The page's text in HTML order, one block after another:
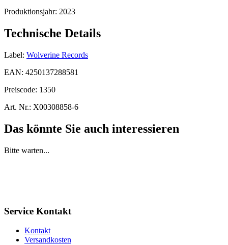
Produktionsjahr: 2023
Technische Details
Label: Wolverine Records
EAN: 4250137288581
Preiscode: 1350
Art. Nr.: X00308858-6
Das könnte Sie auch interessieren
Bitte warten...
Service Kontakt
Kontakt
Versandkosten